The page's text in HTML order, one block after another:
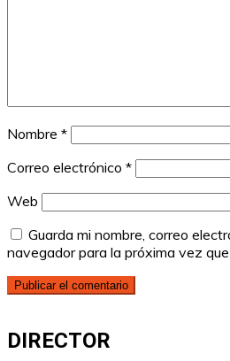
Nombre *
Correo electrónico *
Web
Guarda mi nombre, correo
navegador para la próxima vez
DIRECTOR